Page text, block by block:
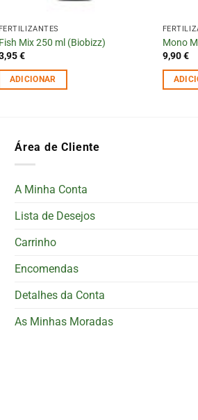
FERTILIZANTES
Fish Mix 250 ml (Biobizz)
€
ADICIONAR
Mono
9,90€
Área de Cliente
A Minha Conta
Lista de Desejos
Carrinho
Encomendas
Detalhes da Conta
As Minhas Moradas